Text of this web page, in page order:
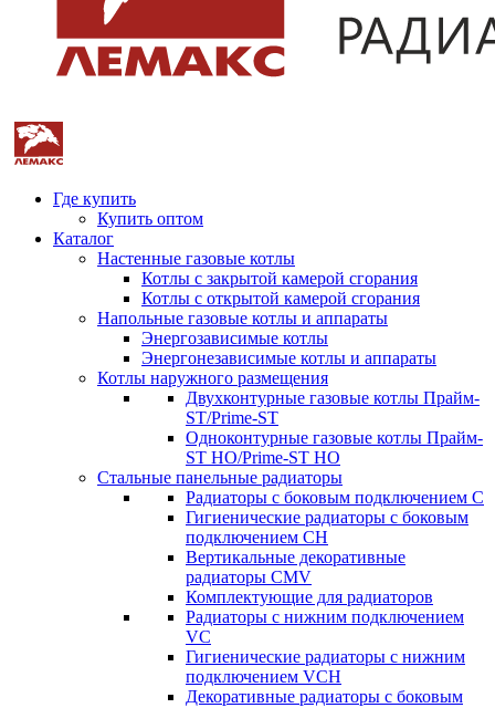
Где купить
Купить оптом
Каталог
Настенные газовые котлы
Котлы с закрытой камерой сгорания
Котлы с открытой камерой сгорания
Напольные газовые котлы и аппараты
Энергозависимые котлы
Энергонезависимые котлы и аппараты
Котлы наружного размещения
Двухконтурные газовые котлы Прайм-
ST/Prime-ST
Одноконтурные газовые котлы Прайм-
ST HO/Prime-ST HO
Стальные панельные радиаторы
Радиаторы c боковым подключением C
Гигиенические радиаторы c боковым
подключением CH
Вертикальные декоративные
радиаторы CMV
Комплектующие для радиаторов
Радиаторы c нижним подключением
VC
Гигиенические радиаторы c нижним
подключением VCH
Декоративные радиаторы с боковым